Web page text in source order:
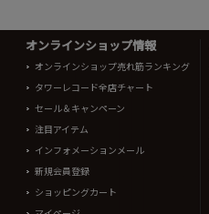
オンラインショップ情報
オンラインショップ売れ筋ランキング
タワーレコード全店チャート
セール＆キャンペーン
注目アイテム
インフォメーションメール
新規会員登録
ショッピングカート